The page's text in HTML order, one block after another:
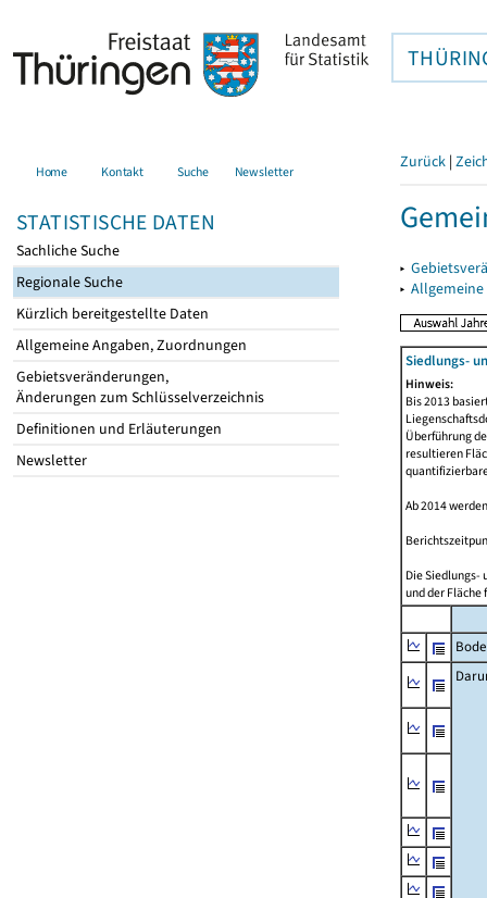
Home Kontakt Suche Newsletter
STATISTISCHE DATEN
Sachliche Suche
Regionale Suche
Kürzlich bereitgestellte Daten
Allgemeine Angaben, Zuordnungen
Gebietsveränderungen,
Änderungen zum Schlüsselverzeichnis
Definitionen und Erläuterungen
Newsletter
Zurück |
▸
▸
Siedlungs-
Hinweis:
Bis 2013
Überführung
resultieren
Ab 2014
Die Siedlungs-
und der Fläche